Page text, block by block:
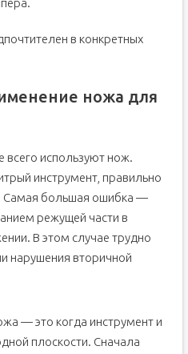
в конкретных
ножа для
всего используют нож.
инструмент, правильно
Самая большая ошибка —
режущей части в
В этом случае трудно
нарушения вторичной
— это когда инструмент и
плоскости. Сначала